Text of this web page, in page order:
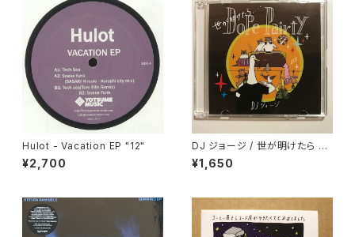
Hulot - Vacation EP "12"
¥2,700
DJ ジョージ / 世が明けたら D
ope Pairty
¥1,650